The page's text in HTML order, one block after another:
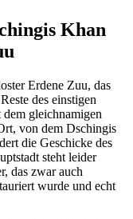
Khan
Erdene Zuu, das
des einstigen
gleichnamigen
von dem Dschingis
die Geschicke des
steht leider
das zwar auch
wurde und echt